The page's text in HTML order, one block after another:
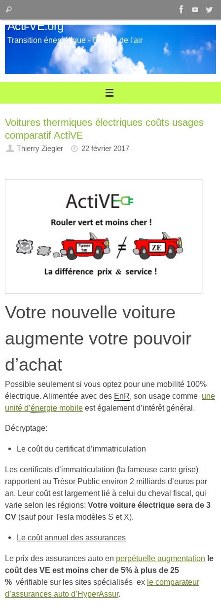
Passer
au
contenu
pour
:
Rechercher
Acti-VE.org
Transition énergétique - Qualité de l'air
Voitures thermiques électriques coûts usages
comparatif ActiVE
Thierry Ziegler 22 février 2017
Votre nouvelle voiture
augmente votre pouvoir
d’achat
Possible seulement si vous optez pour une mobilité 100%
électrique. Alimentée avec des EnR, son usage comme une
unité d’énergie mobile est également d’intérêt général.
Décryptage:
Le coût du certificat d’immatriculation
Les certificats d’immatriculation (la fameuse carte grise)
rapportent au Trésor Public environ 2 milliards d’euros par
an. Leur coût est largement lié à celui du cheval fiscal, qui
varie selon les régions: Votre voiture électrique sera de 3
CV (sauf pour Tesla modèles S et X).
Le coût annuel des assurances
Le prix des assurances auto en perpétuelle augmentation le
coût des VE est moins cher de 5% à plus de 25
% vérifiable sur les sites spécialisés ex le comparateur
d’assurances auto d’HyperAssur.